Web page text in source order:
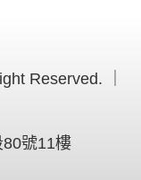
Reserved. ｜
號11樓